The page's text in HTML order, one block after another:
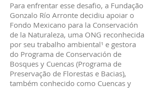
Para enfrentar esse desafio, a Fundação
Gonzalo Río Arronte decidiu apoiar o
Fondo Mexicano para la Conservación
de la Naturaleza, uma ONG reconhecida
por seu trabalho ambiental¹ e gestora
do Programa de Conservación de
Bosques y Cuencas (Programa de
Preservação de Florestas e Bacias),
também conhecido como Cuencas y